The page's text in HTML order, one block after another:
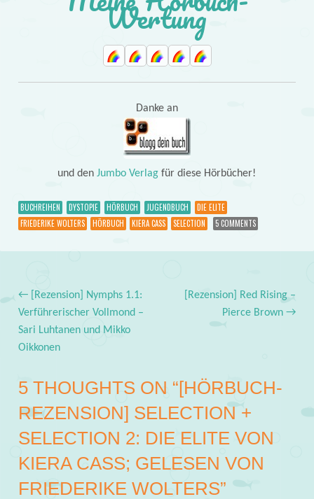
Wertung
Danke an
und denJumbo Verlag für diese Hörbücher!
BUCHREIHEN DYSTOPIE HÖRBUCH JUGENDBUCH
DIE ELITE
FRIEDERIKE WOLTERS
HÖRBUCH KIERA CASS SELECTION 5 COMMENTS
Post navigation
←[Rezension] Nymphs 1.1:
Verführerischer Vollmond –
Sari Luhtanen und Mikko
Oikkonen
[Rezension] Red Rising –
Pierce Brown→
5 THOUGHTS ON “[HÖRBUCH-
REZENSION] SELECTION +
SELECTION 2: DIE ELITE VON
KIERA CASS; GELESEN VON
FRIEDERIKE WOLTERS”